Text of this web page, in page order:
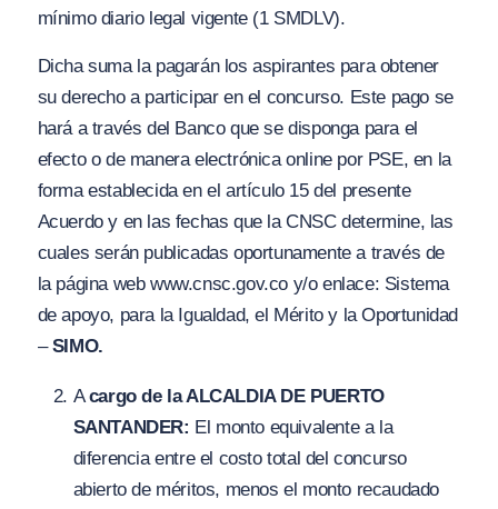
mínimo diario legal vigente (1 SMDLV).
Dicha suma la pagarán los aspirantes para obtener
su derecho a participar en el concurso. Este pago se
hará a través del Banco que se disponga para el
efecto o de manera electrónica online por PSE, en la
forma establecida en el artículo 15 del presente
Acuerdo y en las fechas que la CNSC determine, las
cuales serán publicadas oportunamente a través de
la página web www.cnsc.gov.co y/o enlace: Sistema
de apoyo, para la Igualdad, el Mérito y la Oportunidad
–SIMO.
Acargo de la ALCALDIA DE PUERTO
SANTANDER: El monto equivalente a la
diferencia entre el costo total del concurso
abierto de méritos, menos el monto recaudado